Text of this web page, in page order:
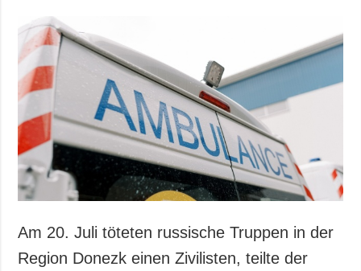
Politik
Wirtschaft
Militär
Gesellschaft und
Kultur
Sport
Kriminalität
Notstand und
und zum Schutz
personenbezogener
Daten
ZUSÄTZLICH LEISTUNGEN
Am 20. Juli töteten russische Truppen in der
Region Donezk einen Zivilisten, teilte der